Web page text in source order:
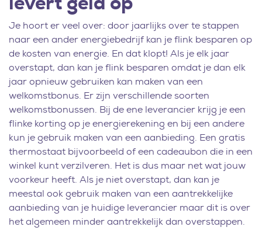
Je hoort er veel over: door jaarlijks over te stappen
naar een ander energiebedrijf kan je flink besparen op
de kosten van energie. En dat klopt! Als je elk jaar
overstapt, dan kan je flink besparen omdat je dan elk
jaar opnieuw gebruiken kan maken van een
welkomstbonus. Er zijn verschillende soorten
welkomstbonussen. Bij de ene leverancier krijg je een
flinke korting op je energierekening en bij een andere
kun je gebruik maken van een aanbieding. Een gratis
thermostaat bijvoorbeeld of een cadeaubon die in een
winkel kunt verzilveren. Het is dus maar net wat jouw
voorkeur heeft. Als je niet overstapt, dan kan je
meestal ook gebruik maken van een aantrekkelijke
aanbieding van je huidige leverancier maar dit is over
het algemeen minder aantrekkelijk dan overstappen.